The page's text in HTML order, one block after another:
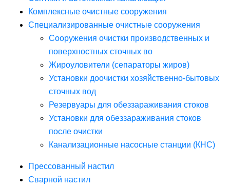
Комплексные очистные сооружения
Специализированные очистные сооружения
Сооружения очистки производственных и
поверхностных сточных во
Жироуловители (сепараторы жиров)
Установки доочистки хозяйственно-бытовых
сточных вод
Резервуары для обеззараживания стоков
Установки для обеззараживания стоков
после очистки
Канализационные насосные станции (КНС)
Прессованный настил
Сварной настил